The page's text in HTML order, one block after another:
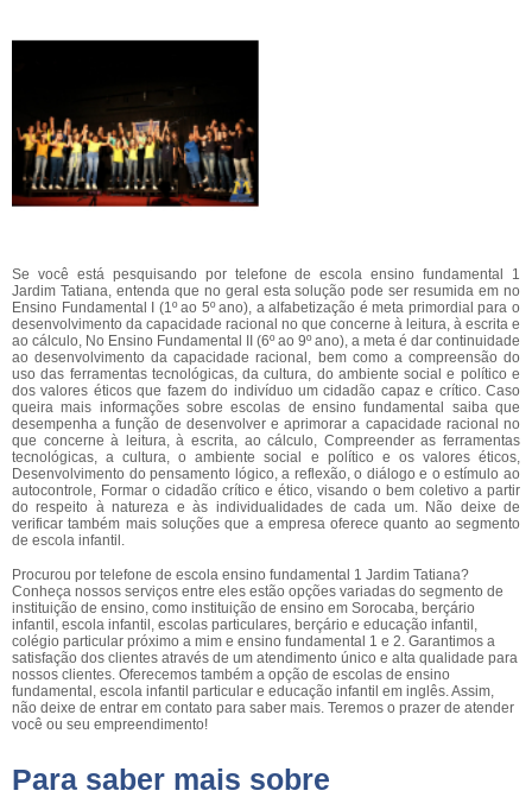
Se você está pesquisando por telefone de escola ensino fundamental 1
Jardim Tatiana, entenda que no geral esta solução pode ser resumida em no
Ensino Fundamental I (1º ao 5º ano), a alfabetização é meta primordial para o
desenvolvimento da capacidade racional no que concerne à leitura, à escrita e
ao cálculo, No Ensino Fundamental II (6º ao 9º ano), a meta é dar continuidade
ao desenvolvimento da capacidade racional, bem como a compreensão do
uso das ferramentas tecnológicas, da cultura, do ambiente social e político e
dos valores éticos que fazem do indivíduo um cidadão capaz e crítico. Caso
queira mais informações sobre escolas de ensino fundamental saiba que
desempenha a função de desenvolver e aprimorar a capacidade racional no
que concerne à leitura, à escrita, ao cálculo, Compreender as ferramentas
tecnológicas, a cultura, o ambiente social e político e os valores éticos,
Desenvolvimento do pensamento lógico, a reflexão, o diálogo e o estímulo ao
autocontrole, Formar o cidadão crítico e ético, visando o bem coletivo a partir
do respeito à natureza e às individualidades de cada um. Não deixe de
verificar também mais soluções que a empresa oferece quanto ao segmento
de escola infantil.
Procurou por telefone de escola ensino fundamental 1 Jardim Tatiana?
Conheça nossos serviços entre eles estão opções variadas do segmento de
instituição de ensino, como instituição de ensino em Sorocaba, berçário
infantil, escola infantil, escolas particulares, berçário e educação infantil,
colégio particular próximo a mim e ensino fundamental 1 e 2. Garantimos a
satisfação dos clientes através de um atendimento único e alta qualidade para
nossos clientes. Oferecemos também a opção de escolas de ensino
fundamental, escola infantil particular e educação infantil em inglês. Assim,
não deixe de entrar em contato para saber mais. Teremos o prazer de atender
você ou seu empreendimento!
Para saber mais sobre